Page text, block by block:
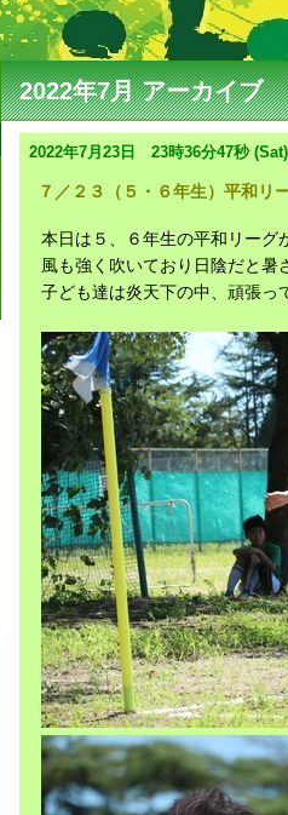
2022年7月 アーカイブ
2022年7月23日 23時36分47秒 (Sat)
７／２３（５・６年生）平和リ
本日は５、６年生の平和リーグ
風も強く吹いており日陰だと暑
子ども達は炎天下の中、頑張っ